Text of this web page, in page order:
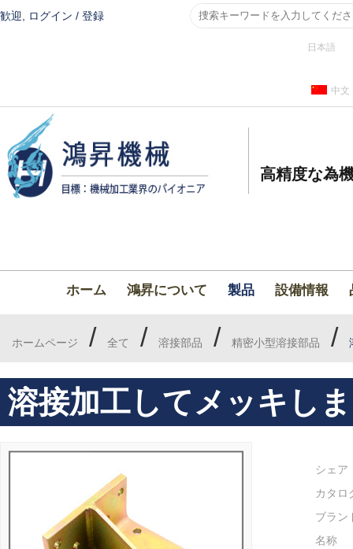
歓迎, ログイン / 登録
日本語
中文
高精度な為
ホーム 鴻昇について 製品 設備情報
ホームページ / 全て / 溶接部品 / 精密小型溶接部品 /
溶接加工してメッキし
シェア
カタロ
ブラン
名称